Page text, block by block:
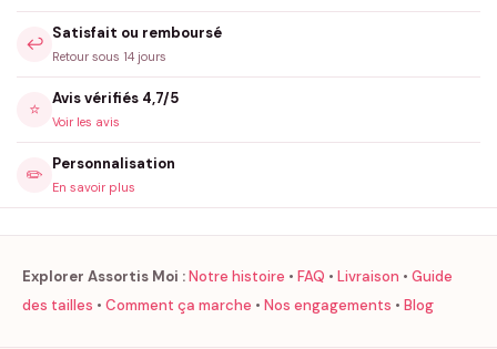
↩️
Satisfait ou remboursé
Retour sous 14 jours
⭐
Avis vérifiés 4,7/5
Voir les avis
✏️
Personnalisation
En savoir plus
Explorer Assortis Moi :Notre histoire • FAQ • Livraison • Guide
des tailles • Comment ça marche • Nos engagements • Blog